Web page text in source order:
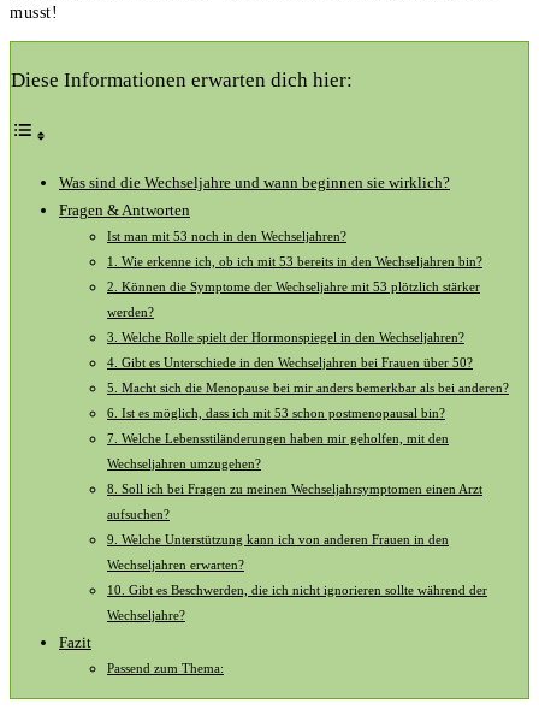
musst!
Diese Informationen erwarten dich hier:
Was sind die Wechseljahre ‌und wann beginnen sie ⁢wirklich?
Fragen & Antworten
Ist man ​mit 53 noch in den Wechseljahren?
1. Wie erkenne ich, ob ich ​mit 53 bereits in den Wechseljahren bin?
2. Können die Symptome⁤ der Wechseljahre mit 53 plötzlich stärker
werden?
3. Welche ‌Rolle spielt der‍ Hormonspiegel in den Wechseljahren?
4. Gibt es Unterschiede in ‌den Wechseljahren bei Frauen über 50?
5. Macht sich die Menopause bei ‍mir anders bemerkbar als bei⁣ anderen?
6. Ist es möglich, dass ich mit ⁢53 schon postmenopausal‌ bin?
7. ⁢Welche Lebensstiländerungen haben mir geholfen, mit den
Wechseljahren umzugehen?
8. Soll ich bei Fragen zu‌ meinen Wechseljahrsymptomen einen Arzt‍
aufsuchen?
9. Welche Unterstützung kann ich ⁣von anderen Frauen in den
⁤Wechseljahren erwarten?
10. Gibt es Beschwerden, die ich ⁣nicht ignorieren sollte während der
Wechseljahre?
Fazit
Passend zum Thema: